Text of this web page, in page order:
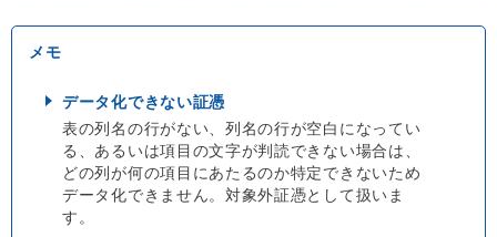
データ化できない証憑
表の列名の行がない、列名の行が空白になってい
る、あるいは項目の文字が判読できない場合は、
どの列が何の項目にあたるのか特定できないため
データ化できません。対象外証憑として扱いま
す。